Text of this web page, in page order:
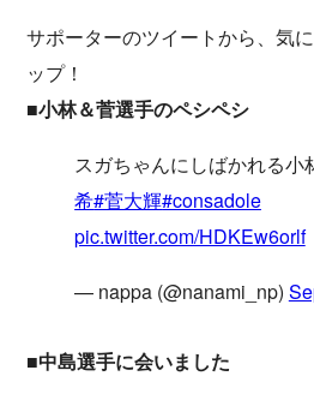
サポーターのツイートから、気
ップ！
■小林＆菅選手のペシペシ
スガちゃんにしばかれる小
希#菅大輝#consadole
pic.twitter.com/HDKEw6orlf
— nappa (@nanami_np)
■中島選手に会いました